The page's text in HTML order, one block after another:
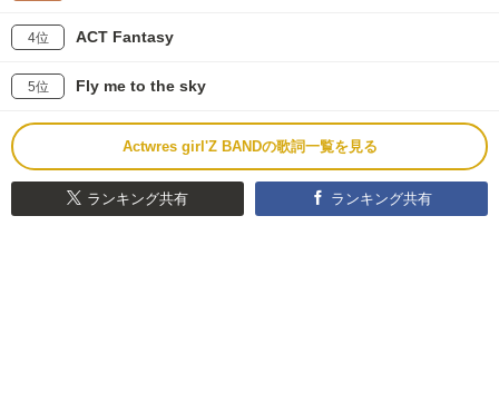
4位 ACT Fantasy
5位 Fly me to the sky
Actwres girl'Z BANDの歌詞一覧を見る
ランキング共有 ランキング共有